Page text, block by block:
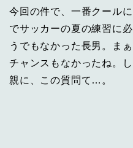
今回の件で、一番クール
でサッカーの夏の練習に
うでもなかった長男。ま
チャンスもなかったね。
親に、この質問て…。